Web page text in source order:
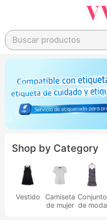
Buscar productos
Shop by Category
Vestido
Camiseta
de mujer
Conjunto
de moda